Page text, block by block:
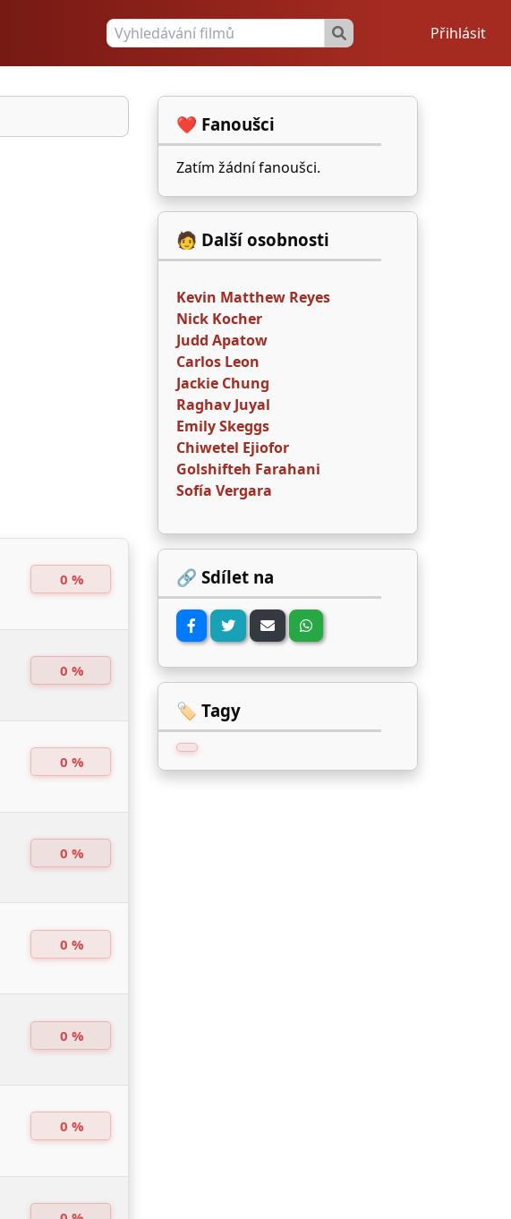
Přihlásit
0 %
0 %
0 %
0 %
0 %
0 %
0 %
❤️ Fanoušci
Zatím žádní fanoušci.
🧑 Další osobnosti
Kevin Matthew Reyes
Nick Kocher
Judd Apatow
Carlos Leon
Jackie Chung
Raghav Juyal
Emily Skeggs
Chiwetel Ejiofor
Golshifteh Farahani
Sofía Vergara
🔗 Sdílet na
🏷️ Tagy